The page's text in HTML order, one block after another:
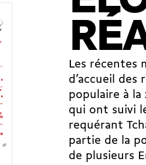
Les récentes
d’accueil des
populaire à
qui ont suivi
requérant
partie de la
de plusieurs